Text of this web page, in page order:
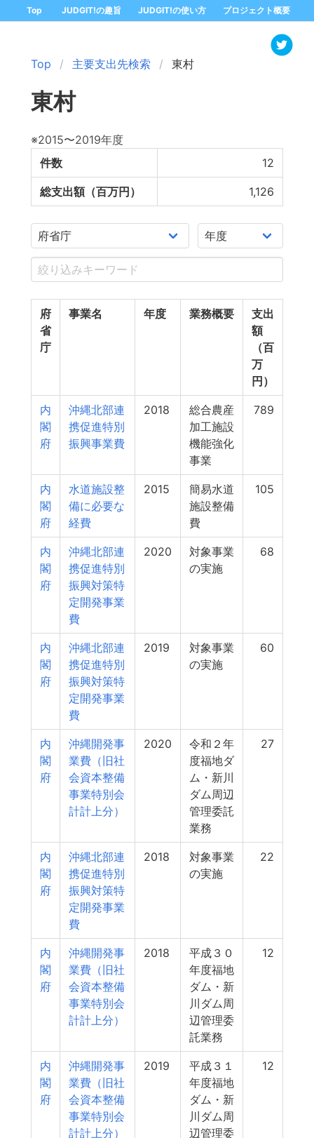
Top JUDGIT!の趣旨 JUDGIT!の使い方 プロジェクト概要
Top 主要支出先検索 東村
東村
※2015〜2019年度
件数
12
総支出額（百万円） 1,126
府
省
庁
事業名 年度 業務概要
支出
額
（百
万
円）
内
閣
府
沖縄北部連
携促進特別
振興事業費
2018
総合農産
加工施設
機能強化
事業
789
内
閣
府
水道施設整
備に必要な
経費
2015
簡易水道
施設整備
費
105
内
閣
府
沖縄北部連
携促進特別
振興対策特
定開発事業
費
2020
対象事業
の実施
68
内
閣
府
沖縄北部連
携促進特別
振興対策特
定開発事業
費
2019
対象事業
の実施
60
内
閣
府
沖縄開発事
業費（旧社
会資本整備
事業特別会
計計上分）
2020
令和２年
度福地ダ
ム・新川
ダム周辺
管理委託
業務
27
内
閣
府
沖縄北部連
携促進特別
振興対策特
定開発事業
費
2018
対象事業
の実施
22
内
閣
府
沖縄開発事
業費（旧社
会資本整備
事業特別会
計計上分）
2018
平成３０
年度福地
ダム・新
川ダム周
辺管理委
託業務
12
内
閣
府
沖縄開発事
業費（旧社
会資本整備
事業特別会
計計上分）
2019
平成３１
年度福地
ダム・新
川ダム周
辺管理委
12